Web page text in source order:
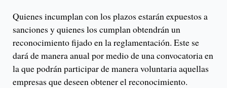
Quienes incumplan con los plazos estarán expuestos a
sanciones y quienes los cumplan obtendrán un
reconocimiento fijado en la reglamentación. Este se
dará de manera anual por medio de una convocatoria en
la que podrán participar de manera voluntaria aquellas
empresas que deseen obtener el reconocimiento.